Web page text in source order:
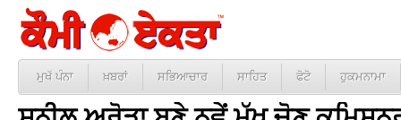
ਮੁਖੱ ਪੰਨਾ ਖ਼ਬਰਾਂ ਸਭਿਆਚਾਰ ਸਾਹਿਤ ਫੋਟੋ ਹੁਕਮਨਾਮਾ